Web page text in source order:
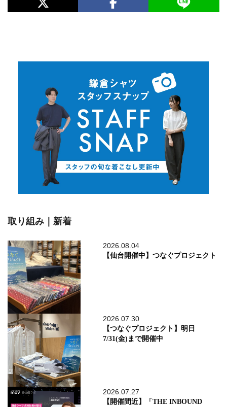
取り組み｜新着
2026.08.04
【仙台開催中】つなぐプロジェクト
2026.07.30
【つなぐプロジェクト】明日
7/31(金)まで開催中
2026.07.27
【開催間近】「THE INBOUND